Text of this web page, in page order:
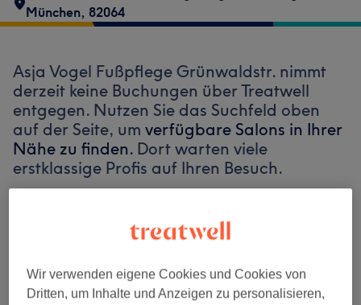
München, 82064
Asja Vogel Fußpflege Grünwaldstr. nimmt
derzeit keine Buchungen über Treatwell
entgegen. Nutzen Sie das Suchfeld oben
auf der Seite, um verfügbare Salons in Ihrer
Nähe zu finden. Dort warten viele
erstklassige Profis auf Ihren Besuch.
Finde die besten Salons in deiner Nähe
Wir verwenden eigene Cookies und Cookies von
Dritten, um Inhalte und Anzeigen zu personalisieren,